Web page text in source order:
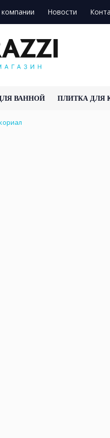
Новости
ВАННОЙ ПЛИТКА ДЛЯ